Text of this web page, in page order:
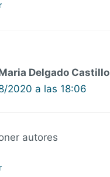
Delgado Castillo
2020 a las 18:06
autores